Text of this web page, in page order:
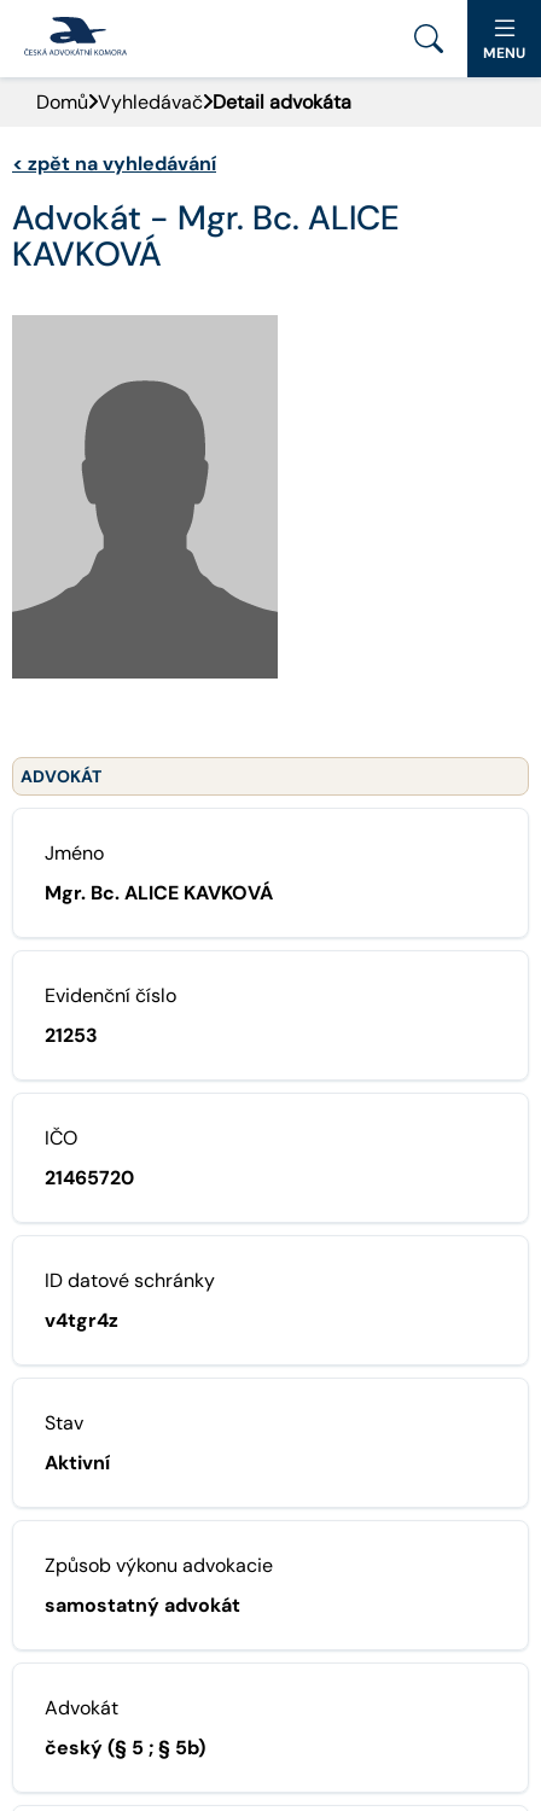
PORTÁL ČAK
DOMŮ
AKTUALITY
ADVOKÁTNÍ DENÍK
KONTAKT
MENU
Domů Vyhledávač Detail advokáta
< zpět na vyhledávání
Advokát - Mgr. Bc. ALICE
KAVKOVÁ
ADVOKÁT
Jméno
Mgr. Bc. ALICE KAVKOVÁ
Evidenční číslo
21253
IČO
21465720
ID datové schránky
v4tgr4z
Stav
Aktivní
Způsob výkonu advokacie
samostatný advokát
Advokát
český (§ 5 ; § 5b)